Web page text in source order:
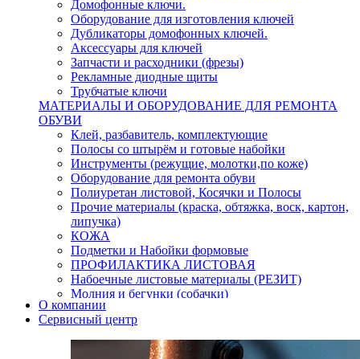
Домофонные ключи.
Оборудование для изготовления ключей
Дубликаторы домофонных ключей.
Аксессуары для ключей
Запчасти и расходники (фрезы)
Рекламные диодные щиты
Трубчатые ключи
МАТЕРИАЛЫ И ОБОРУДОВАНИЕ ДЛЯ РЕМОНТА
ОБУВИ
Клей, разбавитель, комплектующие
Полосы со штырём и готовые набойки
Инструменты (режущие, молотки,по коже)
Оборудование для ремонта обуви
Полиуретан листовой, Косячки и Полосы
Прочие материалы (краска, обтяжка, воск, картон,
липучка)
КОЖА
Подметки и Набойки формовые
ПРОФИЛАКТИКА ЛИСТОВАЯ
Набоечные листовые материалы (РЕЗИТ)
Молния и бегунки (собачки)
Нитки,иглы-шило,крючки.
Уход и косметика для обуви
Кнопки (магнитые,кобурные)
Пряжки для ремня
О компании
Сервисный центр